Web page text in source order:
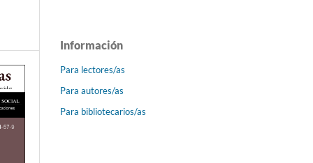
Información
Para lectores/as
Para autores/as
Para bibliotecarios/as